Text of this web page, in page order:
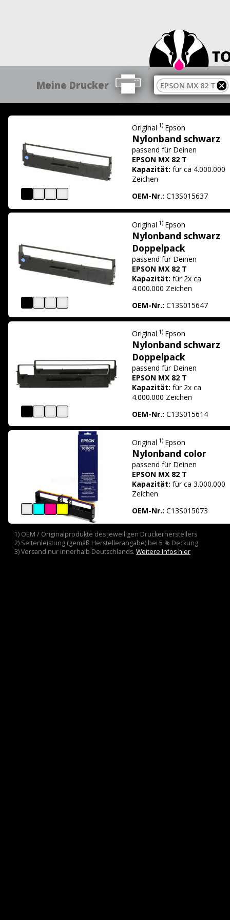
Meine Drucker EPSON MX 82 T
Original 1) Epson
Nylonband schwarz
passend für Deinen
EPSON MX 82 T
Kapazität: für ca 4.000.000
Zeichen
OEM-Nr.: C13S015637
Original 1) Epson
Nylonband schwarz
Doppelpack
passend für Deinen
EPSON MX 82 T
Kapazität: für 2x ca
4.000.000 Zeichen
OEM-Nr.: C13S015647
Original 1) Epson
Nylonband schwarz
Doppelpack
passend für Deinen
EPSON MX 82 T
Kapazität: für 2x ca
4.000.000 Zeichen
OEM-Nr.: C13S015614
Original 1) Epson
Nylonband color
passend für Deinen
EPSON MX 82 T
Kapazität: für ca 3.000.000
Zeichen
OEM-Nr.: C13S015073
1) OEM / Originalprodukte des jeweiligen Druckerherstellers
2) Seitenleistung (gemäß Herstellerangabe) bei 5 % Deckung
3) Versand nur innerhalb Deutschlands. Weitere Infos hier